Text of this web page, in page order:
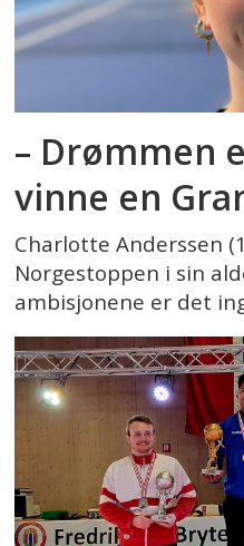
– Drømmen
vinne en
Charlotte Anderssen
Norgestoppen i sin
ambisjonene er det